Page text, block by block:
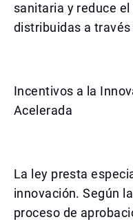
sanitaria y reduce
distribuidas a
Incentivos a la
Acelerada
La ley presta
innovación. Según
proceso de